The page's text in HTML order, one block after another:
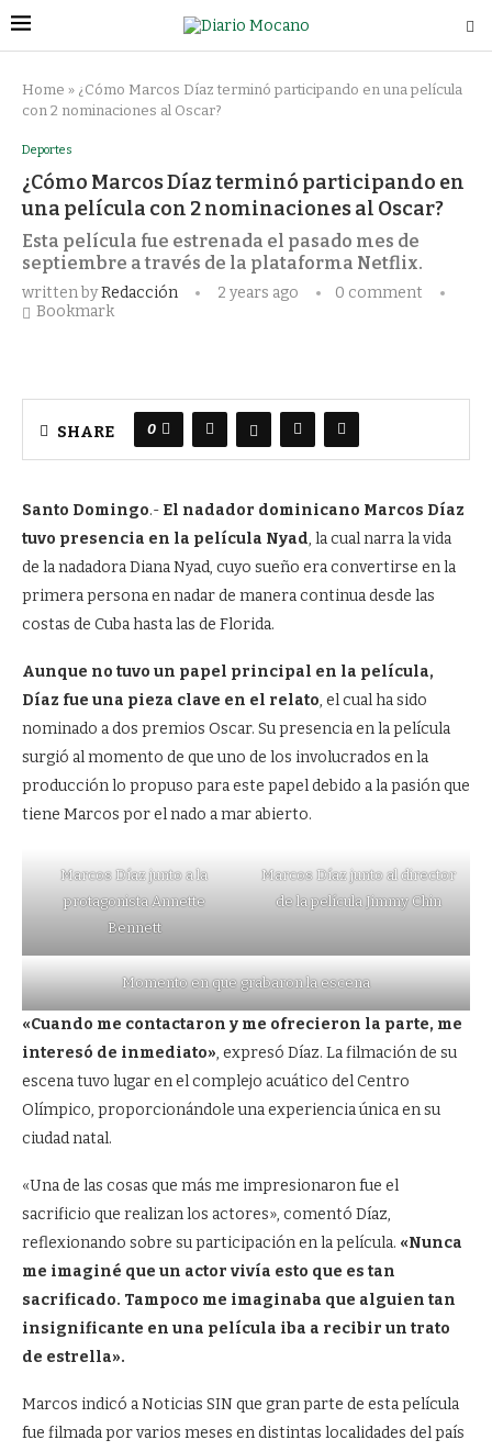
Home » ¿Cómo Marcos Díaz terminó participando en una película
con 2 nominaciones al Oscar?
Deportes
¿Cómo Marcos Díaz terminó participando en
una película con 2 nominaciones al Oscar?
Esta película fue estrenada el pasado mes de
septiembre a través de la plataforma Netflix.
written byRedacción 2 years ago
0 comment
Bookmark
SHARE 0
Santo Domingo.- El nadador dominicano Marcos Díaz
tuvo presencia en la película Nyad, la cual narra la vida
de la nadadora Diana Nyad, cuyo sueño era convertirse en la
primera persona en nadar de manera continua desde las
costas de Cuba hasta las de Florida.
Aunque no tuvo un papel principal en la película,
Díaz fue una pieza clave en el relato, el cual ha sido
nominado a dos premios Oscar. Su presencia en la película
surgió al momento de que uno de los involucrados en la
producción lo propuso para este papel debido a la pasión que
tiene Marcos por el nado a mar abierto.
Marcos Díaz junto a la
protagonista Annette
Bennett
Marcos Díaz junto al director
de la película Jimmy Chin
Momento en que grabaron la escena
«Cuando me contactaron y me ofrecieron la parte, me
interesó de inmediato», expresó Díaz. La filmación de su
escena tuvo lugar en el complejo acuático del Centro
Olímpico, proporcionándole una experiencia única en su
ciudad natal.
«Una de las cosas que más me impresionaron fue el
sacrificio que realizan los actores», comentó Díaz,
reflexionando sobre su participación en la película. «Nunca
me imaginé que un actor vivía esto que es tan
sacrificado. Tampoco me imaginaba que alguien tan
insignificante en una película iba a recibir un trato
de estrella».
Marcos indicó a Noticias SIN que gran parte de esta película
fue filmada por varios meses en distintas localidades del país